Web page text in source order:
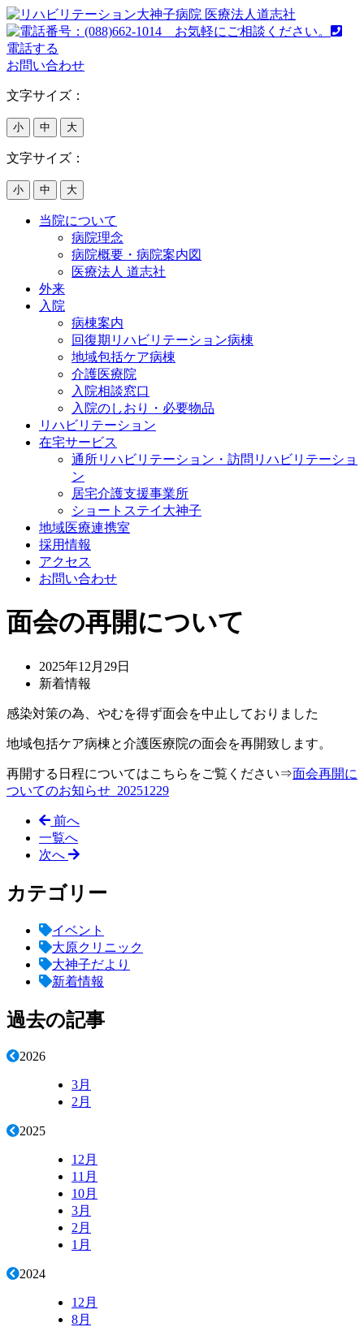
電話する
お問い合わせ
文字サイズ：
小 中 大
文字サイズ：
小 中 大
当院について
病院理念
病院概要・病院案内図
医療法人 道志社
外来
入院
病棟案内
回復期リハビリテーション病棟
地域包括ケア病棟
介護医療院
入院相談窓口
入院のしおり・必要物品
リハビリテーション
在宅サービス
通所リハビリテーション・訪問リハビリテーショ
ン
居宅介護支援事業所
ショートステイ大神子
地域医療連携室
採用情報
アクセス
お問い合わせ
面会の再開について
2025年12月29日
新着情報
感染対策の為、やむを得ず面会を中止しておりました
地域包括ケア病棟と介護医療院の面会を再開致します。
再開する日程についてはこちらをご覧ください⇒面会再開に
ついてのお知らせ_20251229
前へ
一覧へ
次へ
カテゴリー
イベント
大原クリニック
大神子だより
新着情報
過去の記事
2026
3月
2月
2025
12月
11月
10月
3月
2月
1月
2024
12月
8月